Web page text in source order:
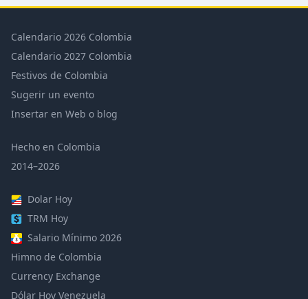
Calendario 2026 Colombia
Calendario 2027 Colombia
Festivos de Colombia
Sugerir un evento
Insertar en Web o blog
Hecho en Colombia
2014–2026
Dolar Hoy
TRM Hoy
Salario Mínimo 2026
Himno de Colombia
Currency Exchange
Dólar Hoy Venezuela